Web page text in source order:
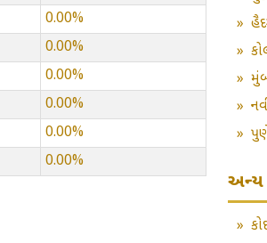
0.00%
0.00%
0.00%
0.00%
0.00%
0.00%
»
»
»
»
»
અન્ય
»